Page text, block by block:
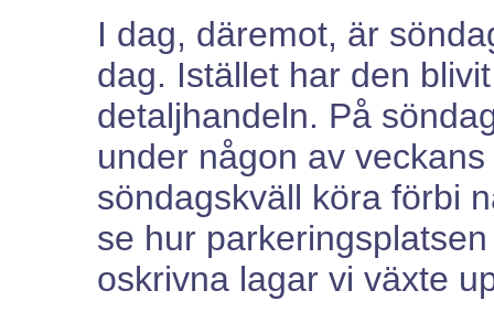
I dag, däremot, är
dag. Istället har den
detaljhandeln. På
under någon av
söndagskväll köra förbi
se hur
oskrivna lagar vi växte